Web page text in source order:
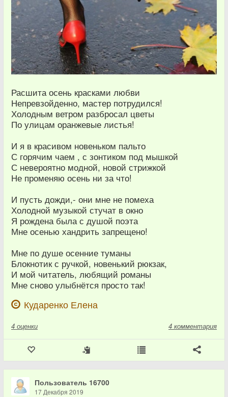
Расшита осень красками любви
Непревзойденно, мастер потрудился!
Холодным ветром разбросал цветы
По улицам оранжевые листья!
И я в красивом новеньком пальто
С горячим чаем , с зонтиком под мышкой
С невероятно модной, новой стрижкой
Не променяю осень ни за что!
И пусть дожди,- они мне не помеха
Холодной музыкой стучат в окно
Я рождена была с душой поэта
Мне осенью хандрить запрещено!
Мне по душе осенние туманы
Блокнотик с ручкой, новенький рюкзак,
И мой читатель, любящий романы
Мне сново улыбнётся просто так!
Кударенко Елена
4 оценки 4 комментария
Пользователь 16700
17 Декабря 2019